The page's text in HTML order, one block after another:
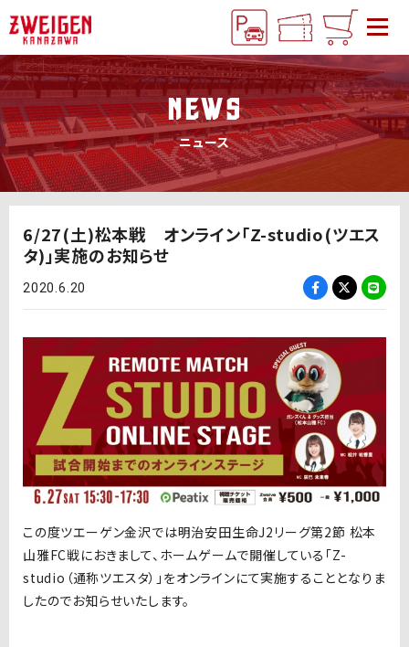
NEWS
ニュース
6/27(土)松本戦 オンライン「Z-studio(ツエス
タ)」実施のお知らせ
2020.6.20
この度ツエーゲン金沢では明治安田生命J2リーグ第2節 松本
山雅FC戦におきまして、ホームゲームで開催している「Z-
studio（通称ツエスタ）」をオンラインにて実施することとなりま
したのでお知らせいたします。